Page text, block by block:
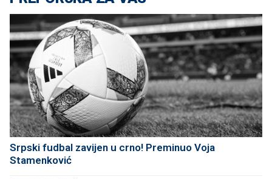
Srpski fudbal zavijen u crno! Preminuo Voja
Stamenković